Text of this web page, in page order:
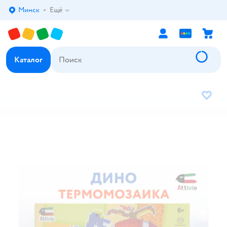
Выбор адреса доставки.
Минск Ещё
Каталог
В